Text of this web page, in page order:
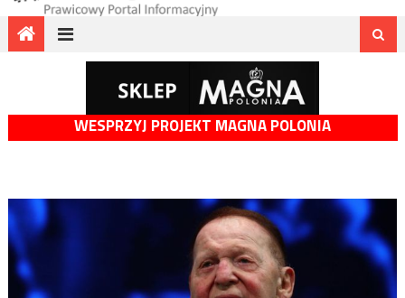
WESPRZYJ PROJEKT MAGNA POLONIA